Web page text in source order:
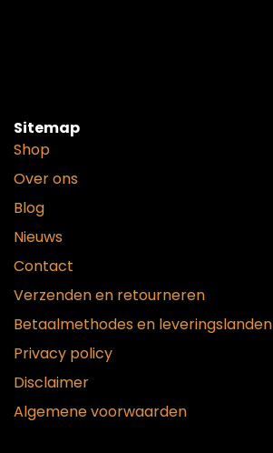
Sitemap
Shop
Over ons
Blog
Nieuws
Contact
Verzenden en retourneren
Betaalmethodes en leveringslanden
Privacy policy
Disclaimer
Algemene voorwaarden